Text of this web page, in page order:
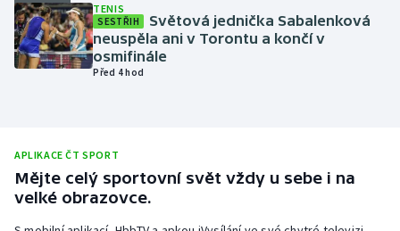
Parasport
Plavání
Rychlobruslení
Rychlostní kanoistika
TENIS
SESTŘIH
Světová jednička Sabalenková
neuspěla ani v Torontu a končí v
osmifinále
Před 4 hod
APLIKACE ČT SPORT
Mějte celý sportovní svět vždy u sebe i na
velké obrazovce.